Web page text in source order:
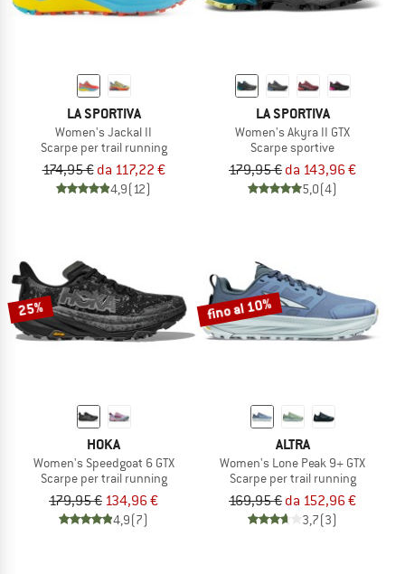
LA SPORTIVA
Women's Jackal II
Scarpe per trail running
174,95 € da 117,22 €
4,9(12)
LA SPORTIVA
Women's Akyra II GTX
Scarpe sportive
179,95 € da 143,96 €
5,0(4)
25%
HOKA
Women's Speedgoat 6 GTX
Scarpe per trail running
179,95 € 134,96 €
4,9(7)
fino al 10%
ALTRA
Women's Lone Peak 9+ GTX
Scarpe per trail running
169,95 € da 152,96 €
3,7(3)